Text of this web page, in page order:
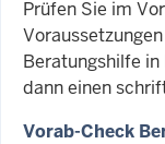
Prüfen Sie im
Beratungshilfe
dann einen
Vorab-Check